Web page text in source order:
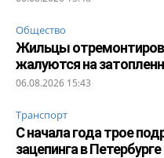
Общество
Жильцы
жалуются на
06.08.2026 15:43
Транспорт
С начала года трое
зацепинга в Петербурге